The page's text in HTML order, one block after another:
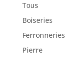
Tous
Boiseries
Ferronneries
Pierre